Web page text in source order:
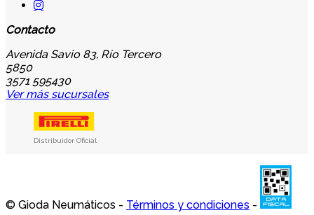
Contacto
Avenida Savio 83, Río Tercero
5850
3571 595430
Ver más sucursales
Distribuidor Oficial
© Gioda Neumáticos - Términos y condiciones -